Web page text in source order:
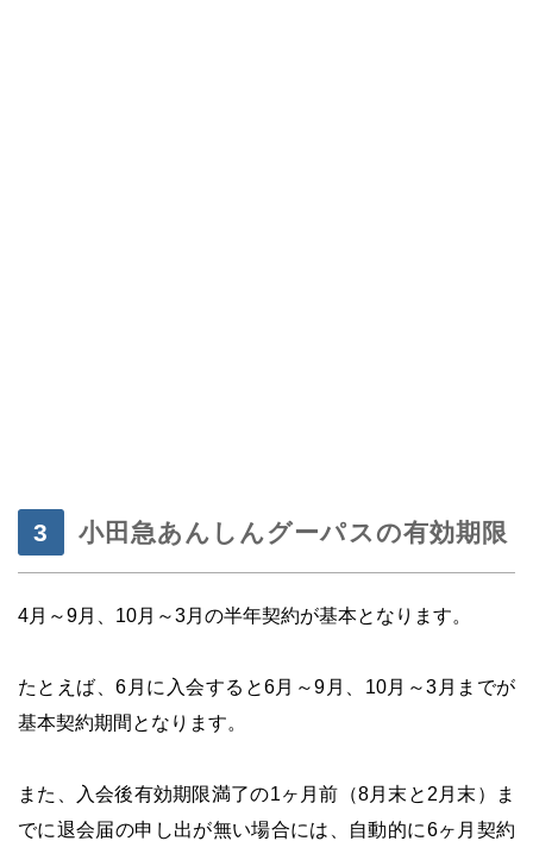
小田急あんしんグーパスの有効期限
4月～9月、10月～3月の半年契約が基本となります。
たとえば、6月に入会すると6月～9月、10月～3月までが
基本契約期間となります。
また、
入会後有効期限満了の1ヶ月前（8月末と2月末）ま
でに退会届の申し出が無い場合には、自動的に6ヶ月契約